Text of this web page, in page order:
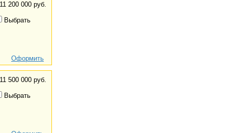
200 000 руб.
Выбрать
Оформить
500 000 руб.
Выбрать